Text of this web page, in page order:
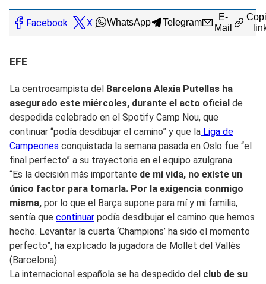
Facebook X WhatsApp Telegram
E-
Mail
EFE
La centrocampista del Barcelona Alexia Putellas ha
asegurado este miércoles, durante el acto oficial de
despedida celebrado en el Spotify Camp Nou, que
continuar “podía desdibujar el camino” y que la Liga de
Campeones conquistada la semana pasada en Oslo fue “el
final perfecto” a su trayectoria en el equipo azulgrana.
“Es la decisión más importante de mi vida, no existe un
único factor para tomarla. Por la exigencia conmigo
misma, por lo que el Barça supone para mí y mi familia,
sentía que continuar podía desdibujar el camino que hemos
hecho. Levantar la cuarta ‘Champions’ ha sido el momento
perfecto”, ha explicado la jugadora de Mollet del Vallès
(Barcelona).
La internacional española se ha despedido del club de su